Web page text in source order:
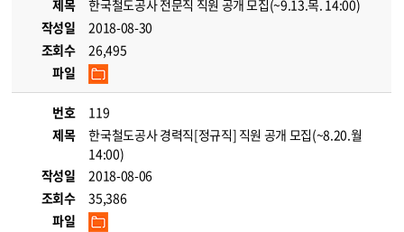
제목
한국철도공사 전문직 직원 공개 모집(~9.13.목. 14:00)
작성일
2018-08-30
조회수
26,495
파일
번호
119
제목
한국철도공사 경력직[정규직] 직원 공개 모집(~8.20.월
14:00)
작성일
2018-08-06
조회수
35,386
파일